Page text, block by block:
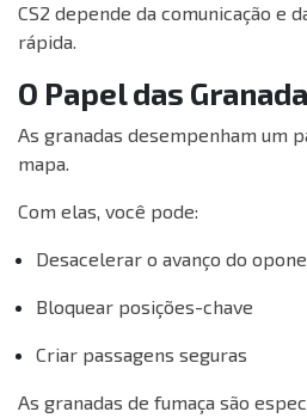
CS2 depende da comunicação e
rápida.
O Papel das
As granadas desempenham um
mapa.
Com elas, você pode:
Desacelerar o avanço do
Bloquear posições-chave
Criar passagens seguras
As granadas de fumaça são